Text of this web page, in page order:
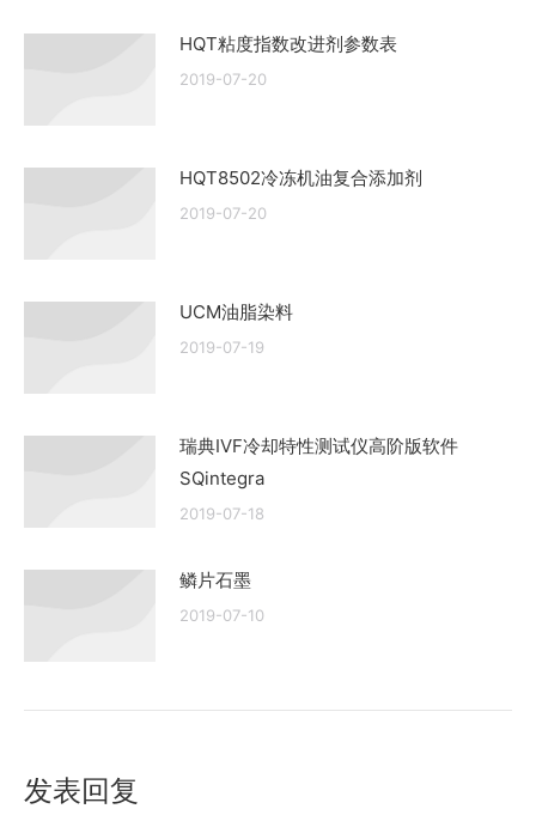
HQT粘度指数改进剂参数表
2019-07-20
HQT8502冷冻机油复合添加剂
2019-07-20
UCM油脂染料
2019-07-19
瑞典IVF冷却特性测试仪高阶版软件
SQintegra
2019-07-18
鳞片石墨
2019-07-10
发表回复